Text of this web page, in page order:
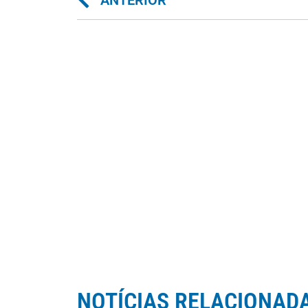
NOTÍCIAS